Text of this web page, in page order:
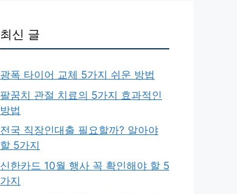
최신 글
광폭 타이어 교체 5가지 쉬운 방법
팔꿈치 관절 치료의 5가지 효과적인
방법
전국 직장인대출 필요할까? 알아야
할 5가지
신한카드 10월 행사 꼭 확인해야 할 5
가지